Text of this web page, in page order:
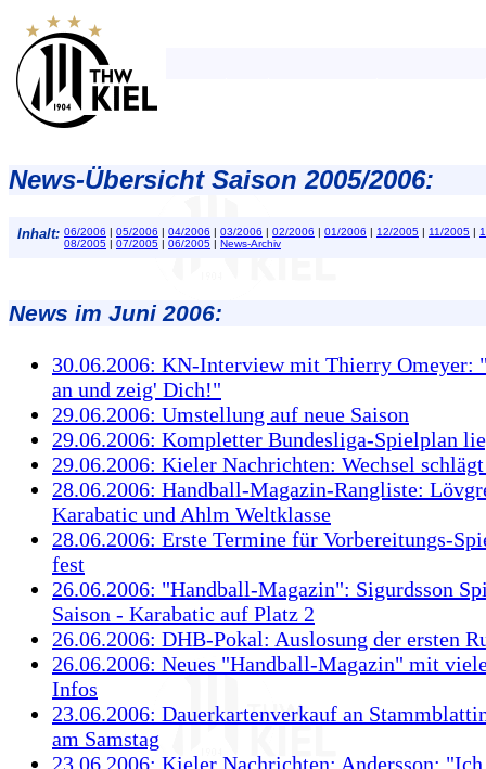
News-Übersicht Saison 2005/2006:
Inhalt: 06/2006 | 05/2006 | 04/2006 | 03/2006 | 02/2006 | 01/2006 | 12/2005 | 11/2005 |
08/2005 | 07/2005 | 06/2005 | News-Archiv
News im Juni 2006:
30.06.2006: KN-Interview mit Thierry Omeyer:
an und zeig' Dich!"
29.06.2006: Umstellung auf neue Saison
29.06.2006: Kompletter Bundesliga-Spielplan
29.06.2006: Kieler Nachrichten: Wechsel
28.06.2006: Handball-Magazin-Rangliste:
Karabatic und Ahlm Weltklasse
28.06.2006: Erste Termine für Vorbereitungs-
fest
26.06.2006: "Handball-Magazin": Sigurdsson
Saison - Karabatic auf Platz 2
26.06.2006: DHB-Pokal: Auslosung der ersten
26.06.2006: Neues "Handball-Magazin" mit
Infos
23.06.2006: Dauerkartenverkauf an
am Samstag
23.06.2006: Kieler Nachrichten: Andersson: